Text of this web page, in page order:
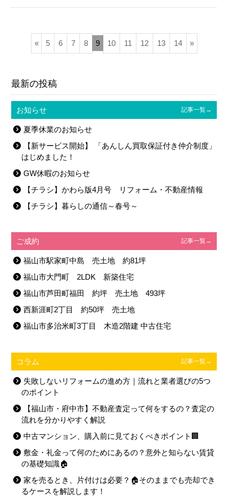
« 5 6 7 8 9 10 11 12 13 14 »
最新の投稿
お知らせ 記事一覧→
夏季休業のお知らせ
【新サービス開始】 「あんしん買取保証付き仲介制度」
はじめました！
GW休暇のお知らせ
【チラシ】かわら版4月号 リフォーム・不動産情報
【チラシ】暮らしの通信～春号～
ご成約 記事一覧→
福山市駅家町中島 売土地 約81坪
福山市大門町 2LDK 新築住宅
福山市芦田町福田 約坪 売土地 493坪
西新涯町2丁目 約50坪 売土地
福山市多治米町3丁目 木造2階建 中古住宅
コラム 記事一覧→
失敗しないリフォームの進め方｜流れと業者選びの5つ
のポイント
【福山市・府中市】不動産査定って何をするの？査定の
流れを分かりやすく解説
中古マンション、購入前に見ておくべきポイント🏢
敷金・礼金って何のためにあるの？意外と知らない賃貸
の基礎知識🏠
家を売るとき、片付けは必要？🏠そのままでも売却でき
るケースを解説します！